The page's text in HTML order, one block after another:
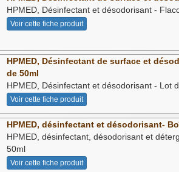
HPMED, Désinfectant et désodorisant -
Voir cette fiche produit
HPMED, Désinfectant de surface et
de 50ml
HPMED, Désinfectant et désodorisant - Lot
Voir cette fiche produit
HPMED, désinfectant et désodorisant-
HPMED, désinfectant, désodorisant et
50ml
Voir cette fiche produit